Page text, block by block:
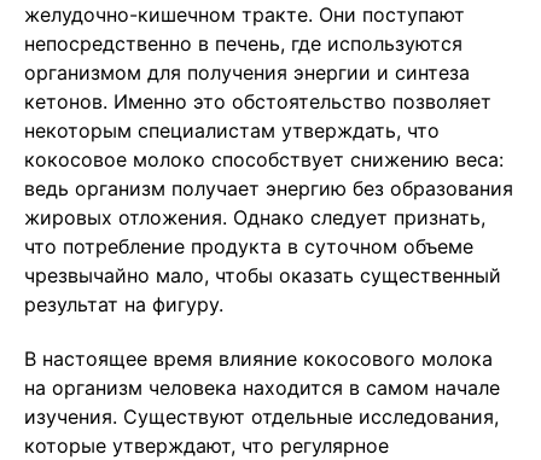
желудочно-кишечном тракте. Они поступают
непосредственно в печень, где используются
организмом для получения энергии и синтеза
кетонов. Именно это обстоятельство позволяет
некоторым специалистам утверждать, что
кокосовое молоко способствует снижению веса:
ведь организм получает энергию без образования
жировых отложения. Однако следует признать,
что потребление продукта в суточном объеме
чрезвычайно мало, чтобы оказать существенный
результат на фигуру.
В настоящее время влияние кокосового молока
на организм человека находится в самом начале
изучения. Существуют отдельные исследования,
которые утверждают, что регулярное